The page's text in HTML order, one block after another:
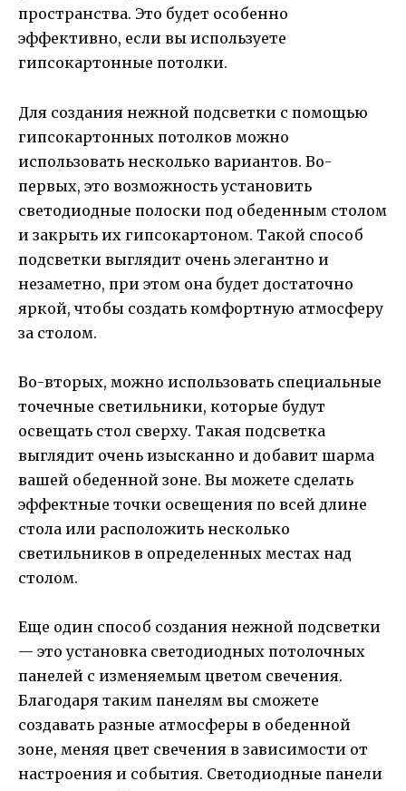
пространства. Это будет особенно
эффективно, если вы используете
гипсокартонные потолки.
Для создания нежной подсветки с помощью
гипсокартонных потолков можно
использовать несколько вариантов. Во-
первых, это возможность установить
светодиодные полоски под обеденным столом
и закрыть их гипсокартоном. Такой способ
подсветки выглядит очень элегантно и
незаметно, при этом она будет достаточно
яркой, чтобы создать комфортную атмосферу
за столом.
Во-вторых, можно использовать специальные
точечные светильники, которые будут
освещать стол сверху. Такая подсветка
выглядит очень изысканно и добавит шарма
вашей обеденной зоне. Вы можете сделать
эффектные точки освещения по всей длине
стола или расположить несколько
светильников в определенных местах над
столом.
Еще один способ создания нежной подсветки
— это установка светодиодных потолочных
панелей с изменяемым цветом свечения.
Благодаря таким панелям вы сможете
создавать разные атмосферы в обеденной
зоне, меняя цвет свечения в зависимости от
настроения и события. Светодиодные панели